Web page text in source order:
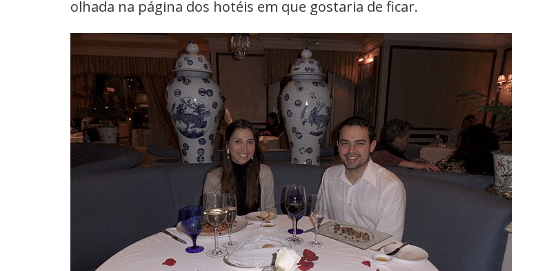
olhada na página dos hotéis em que gostaria de ficar.